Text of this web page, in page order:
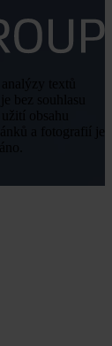
a fotografií je